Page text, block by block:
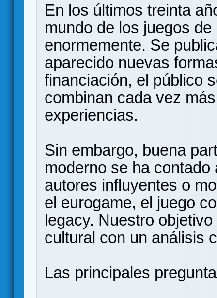
En los últimos treinta
mundo de los juegos
enormemente. Se
aparecido nuevas
financiación, el público
combinan cada vez
experiencias.
Sin embargo, buena
moderno se ha
autores influyentes o
el eurogame, el juego
legacy. Nuestro
cultural con un análisis
Las principales